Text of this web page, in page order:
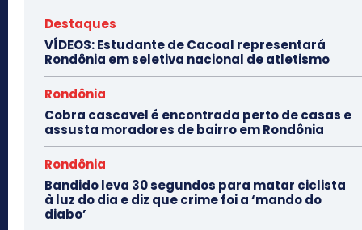
Destaques
VÍDEOS: Estudante de Cacoal representará
Rondônia em seletiva nacional de atletismo
Rondônia
Cobra cascavel é encontrada perto de casas e
assusta moradores de bairro em Rondônia
Rondônia
Bandido leva 30 segundos para matar ciclista
à luz do dia e diz que crime foi a ‘mando do
diabo’